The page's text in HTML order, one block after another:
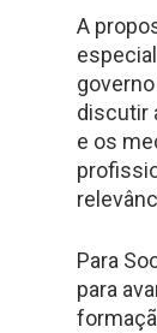
A
discutir
e os
Para
para